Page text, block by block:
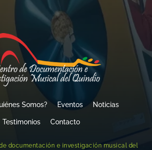
Somos? Eventos Noticias
Testimonios Contacto
documentación e investigación musical del